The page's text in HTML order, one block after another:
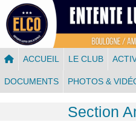
ACCUEIL LE CLUB
DOCUMENTS PHOTOS &
Section
Panneau de gestion des